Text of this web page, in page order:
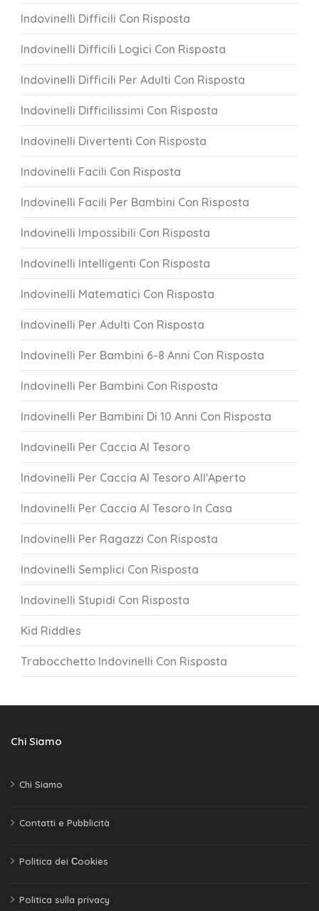
Indovinelli Difficili Con Risposta
Indovinelli Difficili Logici Con Risposta
Indovinelli Difficili Per Adulti Con Risposta
Indovinelli Difficilissimi Con Risposta
Indovinelli Divertenti Con Risposta
Indovinelli Facili Con Risposta
Indovinelli Facili Per Bambini Con Risposta
Indovinelli Impossibili Con Risposta
Indovinelli Intelligenti Con Risposta
Indovinelli Matematici Con Risposta
Indovinelli Per Adulti Con Risposta
Indovinelli Per Bambini 6-8 Anni Con Risposta
Indovinelli Per Bambini Con Risposta
Indovinelli Per Bambini Di 10 Anni Con Risposta
Indovinelli Per Caccia Al Tesoro
Indovinelli Per Caccia Al Tesoro All'Aperto
Indovinelli Per Caccia Al Tesoro In Casa
Indovinelli Per Ragazzi Con Risposta
Indovinelli Semplici Con Risposta
Indovinelli Stupidi Con Risposta
Kid Riddles
Trabocchetto Indovinelli Con Risposta
Chi Siamo
Chi Siamo
Contatti e Pubblicità
Politica dei Сookies
Politica sulla privacy